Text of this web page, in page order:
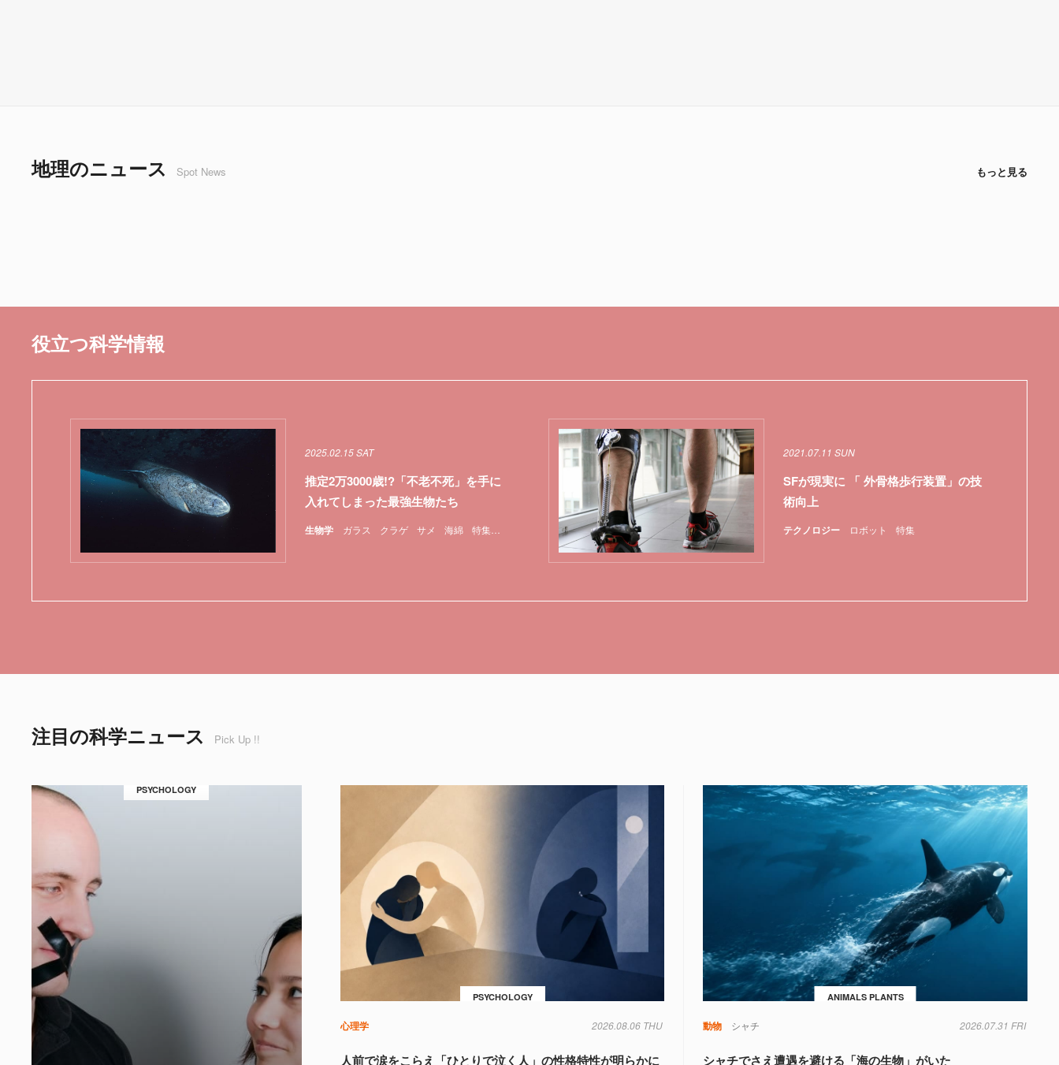
地理のニュース Spot News もっと見る
役立つ科学情報
生物学 ガラス クラゲ サメ 海綿 特集
2025.02.15 SAT
推定2万3000歳!?「不老不死」を手に
入れてしまった最強生物たち
テクノロジー ロボット 特集
2021.07.11 SUN
SFが現実に 「 外骨格歩行装置」の技
術向上
注目の科学ニュース Pick Up !!
PSYCHOLOGY
PSYCHOLOGY
心理学 2026.08.06 THU
人前で涙をこらえ「ひとりで泣く人」の性格特性が明らかに
ANIMALS PLANTS
動物 シャチ 2026.07.31 FRI
シャチでさえ遭遇を避ける「海の生物」がいた